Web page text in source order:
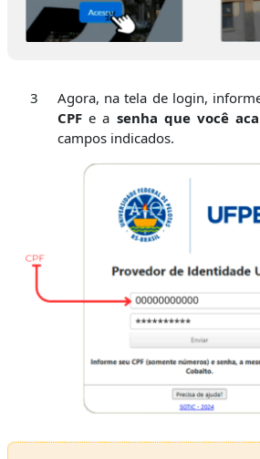
3
Agora, na tela de login,
CPF e a senha que você
campos indicados.